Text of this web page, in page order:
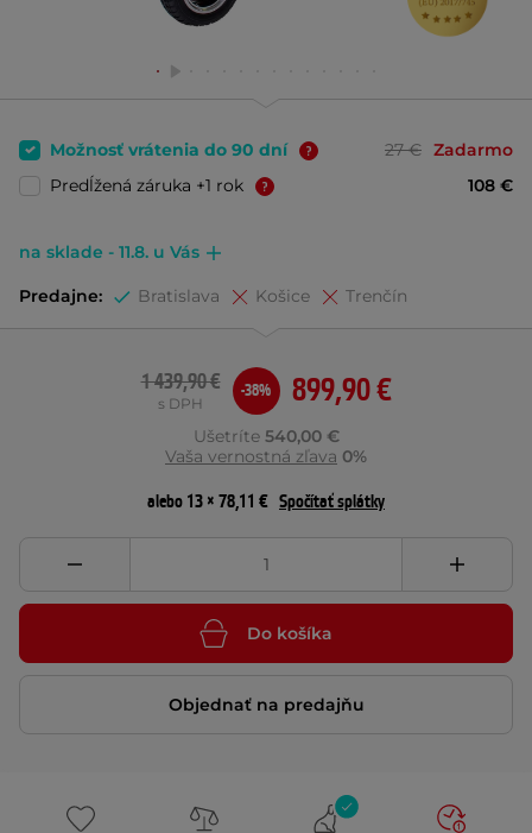
Možnosť vrátenia do 90 dní 27 € Zadarmo
Predĺžená záruka +1 rok
108 €
na sklade - 11.8. u Vás
Predajne: Bratislava Košice Trenčín
899,90 €
1 439,90 €
s DPH
-38%
Ušetríte 540,00 €
Vaša vernostná zľava 0%
alebo 13 × 78,11 € Spočítať splátky
Do košíka
Objednať na predajňu